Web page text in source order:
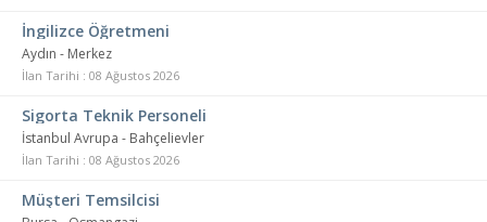
İngilizce Öğretmeni
Aydın - Merkez
İlan Tarihi : 08 Ağustos 2026
Sigorta Teknik Personeli
İstanbul Avrupa - Bahçelievler
İlan Tarihi : 08 Ağustos 2026
Müşteri Temsilcisi